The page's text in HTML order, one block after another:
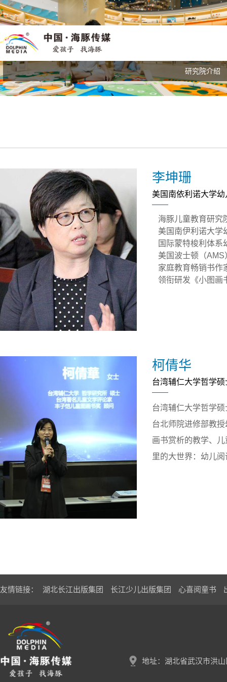
出版介绍 产品中心
数媒介绍 数字馆 小鼠乒乒 绘本时光 我是直
研究院介绍
海豚介绍 创始人 组织
李坤珊
美国南依利诺大学
海豚儿童教育研究
美国南伊利诺大学
国际蒙特梭利体系
美国波士顿（AMS
家庭教育畅销书作
领衔研发《小图画
柯倩华
台湾辅仁大学哲学
台湾辅仁大学哲学
台北师院进修部教
画书赏析的教学、
里的大世界：幼儿
友情链接： 湖北长江出版集团 长江少儿出版集团 心喜阅童书
地址：湖北省武汉市洪